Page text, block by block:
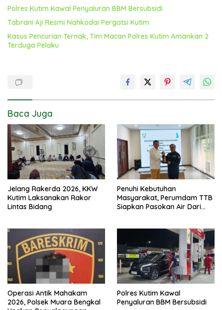
Polres Kutim Kawal Penyaluran BBM Bersubsidi
Tabrani Aji Resmi Nahkodai Pergatsi Kutim
Kasus Pencurian Ternak, Tim Macan Polres Kutim Amankan 2
Terduga Pelaku
Baca Juga
Jelang Rakerda 2026, KKW
Kutim Laksanakan Rakor
Lintas Bidang
Penuhi Kebutuhan
Masyarakat, Perumdam TTB
Siapkan Pasokan Air Dari
Operasi Antik Mahakam
2026, Polsek Muara Bengkal
Polres Kutim Kawal
Penyaluran BBM Bersubsidi